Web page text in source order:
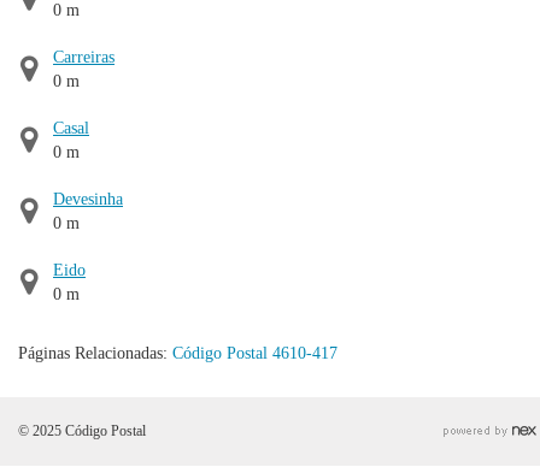
0 m
Carreiras
0 m
Casal
0 m
Devesinha
0 m
Eido
0 m
Páginas Relacionadas: Código Postal 4610-417
© 2025 Código Postal